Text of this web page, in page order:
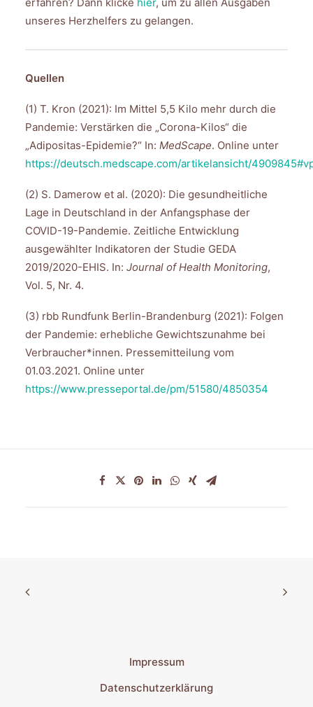
unseres Herzhelfers zu gelangen.
Quellen
(1) T. Kron (2021): Im Mittel 5,5 Kilo mehr durch die
Pandemie: Verstärken die „Corona-Kilos“ die
„Adipositas-Epidemie?“ In: MedScape. Online unter
https://deutsch.medscape.com/artikelansicht/
(2) S. Damerow et al. (2020): Die gesundheitliche
Lage in Deutschland in der Anfangsphase der
COVID-19-Pandemie. Zeitliche Entwicklung
ausgewählter Indikatoren der Studie GEDA
2019/2020-EHIS. In: Journal of Health Monitoring,
Vol. 5, Nr. 4.
(3) rbb Rundfunk Berlin-Brandenburg (2021): Folgen
der Pandemie: erhebliche Gewichtszunahme bei
Verbraucher*innen. Pressemitteilung vom
01.03.2021. Online unter
https://www.presseportal.de/pm/51580/4850354
Impressum
Datenschutzerklärung